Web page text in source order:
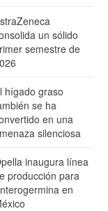
un sólido
semestre de
hígado graso
se ha
en una
silenciosa
inaugura línea
producción para
en